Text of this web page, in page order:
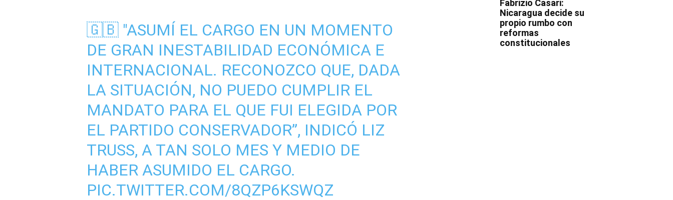
🇬🇧 "ASUMÍ EL CARGO EN UN MOMENTO
DE GRAN INESTABILIDAD ECONÓMICA E
INTERNACIONAL. RECONOZCO QUE, DADA
LA SITUACIÓN, NO PUEDO CUMPLIR EL
MANDATO PARA EL QUE FUI ELEGIDA POR
EL PARTIDO CONSERVADOR”, INDICÓ LIZ
TRUSS, A TAN SOLO MES Y MEDIO DE
HABER ASUMIDO EL CARGO.
PIC.TWITTER.COM/8QZP6KSWQZ
Fabrizio Casari:
Nicaragua decide su
propio rumbo con
reformas
constitucionales